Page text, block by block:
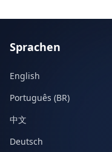
Sprachen
English
Português (BR)
中文
Deutsch